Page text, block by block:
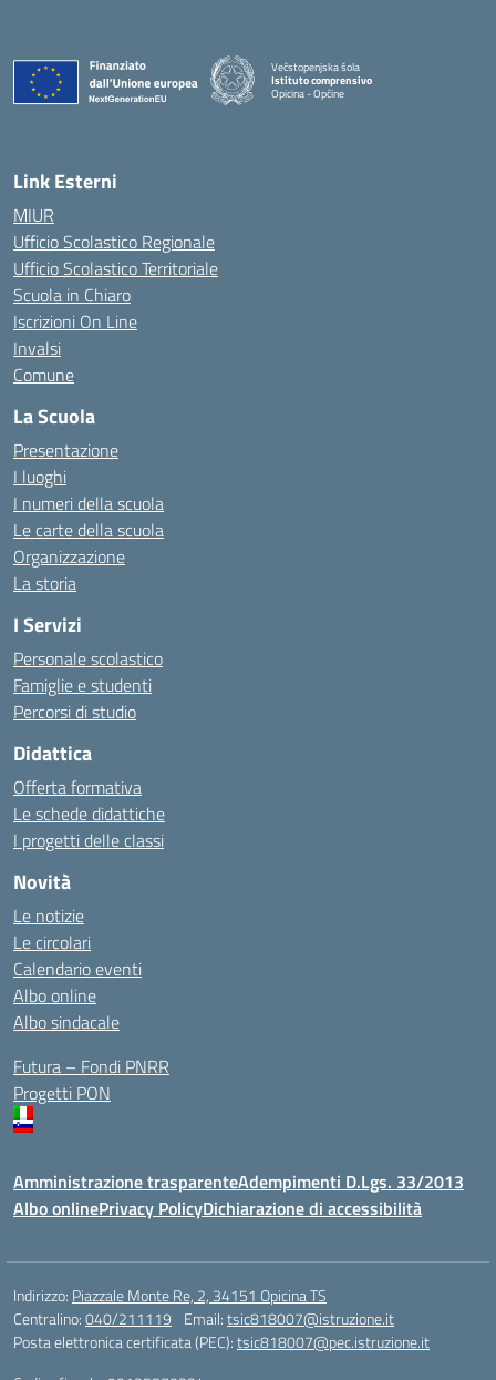
Večstopenjska šola
Istituto comprensivo
Opicina - Opčine
Link Esterni
MIUR
Ufficio Scolastico Regionale
Ufficio Scolastico Territoriale
Scuola in Chiaro
Iscrizioni On Line
Invalsi
Comune
La Scuola
Presentazione
I luoghi
I numeri della scuola
Le carte della scuola
Organizzazione
La storia
I Servizi
Personale scolastico
Famiglie e studenti
Percorsi di studio
Didattica
Offerta formativa
Le schede didattiche
I progetti delle classi
Novità
Le notizie
Le circolari
Calendario eventi
Albo online
Albo sindacale
Futura – Fondi PNRR
Progetti PON
Amministrazione trasparenteAdempimenti D.Lgs. 33/2013
Albo onlinePrivacy PolicyDichiarazione di accessibilità
Indirizzo: Piazzale Monte Re, 2, 34151 Opicina TS
Centralino:040/211119 Email:tsic818007@istruzione.it
Posta elettronica certificata (PEC):tsic818007@pec.istruzione.it